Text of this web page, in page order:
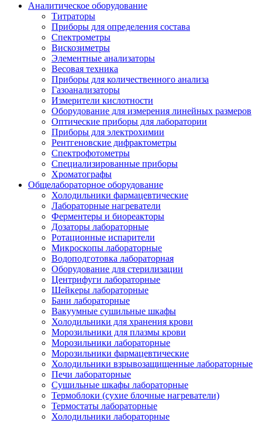
Аналитическое оборудование
Титраторы
Приборы для определения состава
Спектрометры
Вискозиметры
Элементные анализаторы
Весовая техника
Приборы для количественного анализа
Газоанализаторы
Измерители кислотности
Оборудование для измерения линейных размеров
Оптические приборы для лаборатории
Приборы для электрохимии
Рентгеновские дифрактометры
Спектрофотометры
Специализированные приборы
Хроматографы
Общелабораторное оборудование
Холодильники фармацевтические
Лабораторные нагреватели
Ферментеры и биореакторы
Дозаторы лабораторные
Ротационные испарители
Микроскопы лабораторные
Водоподготовка лабораторная
Оборудование для стерилизации
Центрифуги лабораторные
Шейкеры лабораторные
Бани лабораторные
Вакуумные сушильные шкафы
Холодильники для хранения крови
Морозильники для плазмы крови
Морозильники лабораторные
Морозильники фармацевтические
Холодильники взрывозащищенные лабораторные
Печи лабораторные
Сушильные шкафы лабораторные
Термоблоки (сухие блочные нагреватели)
Термостаты лабораторные
Холодильники лабораторные